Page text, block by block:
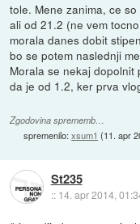
tole. Mene zanima, ce
ali od 21.2 (ne vem
morala danes dobit
bo se potem naslednji
Morala se nekaj
da je od 1.2, ker prva
Zgodovina sprememb…
spremenilo:xsum1 (11. apr
St235
:: 14. apr 2014,